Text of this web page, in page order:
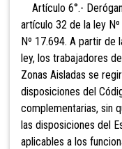
Artículo 6°.-
artículo 32 de la ley
Nº 17.694. A partir de
ley, los trabajadores
Zonas Aisladas se
disposiciones del
complementarias, sin
las disposiciones del
aplicables a los